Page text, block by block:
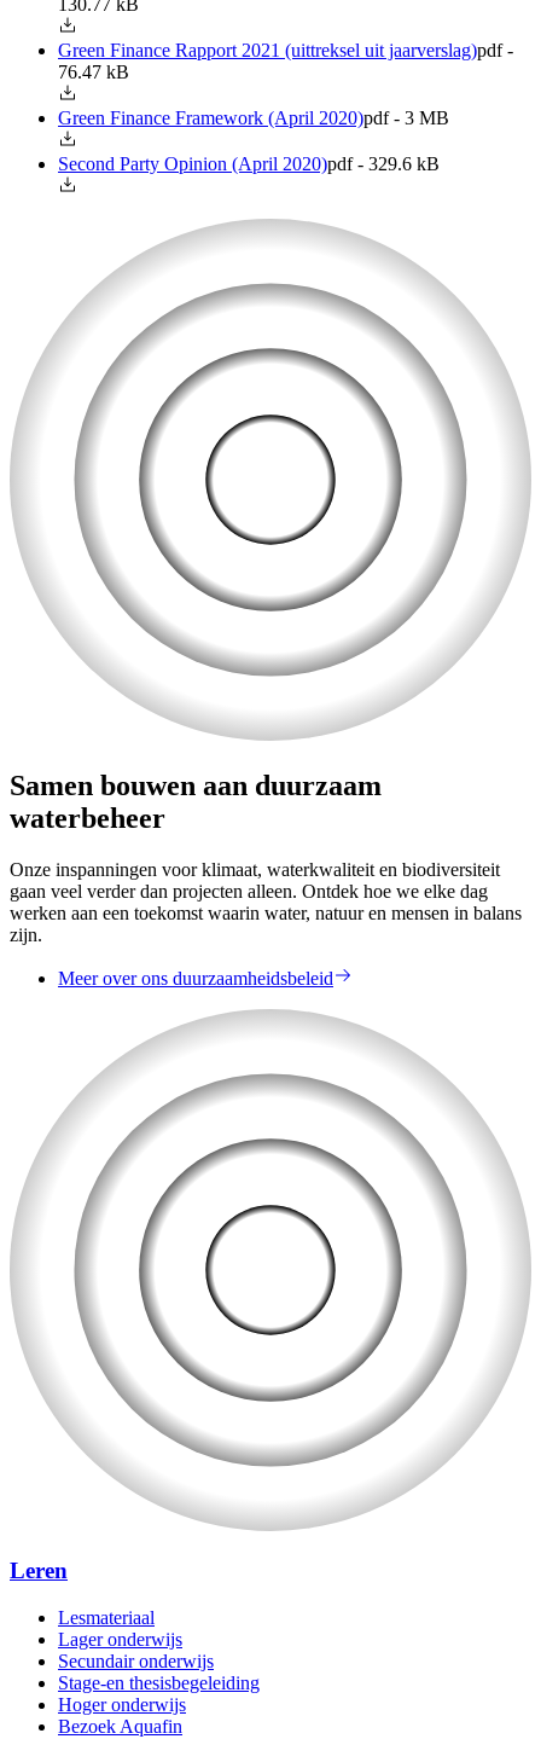
130.77 kB
Green Finance Rapport 2021 (uittreksel uit jaarverslag)pdf -
76.47 kB
Green Finance Framework (April 2020)pdf - 3 MB
Second Party Opinion (April 2020)pdf - 329.6 kB
Samen bouwen aan duurzaam
waterbeheer
Onze inspanningen voor klimaat, waterkwaliteit en biodiversiteit
gaan veel verder dan projecten alleen. Ontdek hoe we elke dag
werken aan een toekomst waarin water, natuur en mensen in balans
zijn.
Meer over ons duurzaamheidsbeleid
Leren
Lesmateriaal
Lager onderwijs
Secundair onderwijs
Stage-en thesisbegeleiding
Hoger onderwijs
Bezoek Aquafin